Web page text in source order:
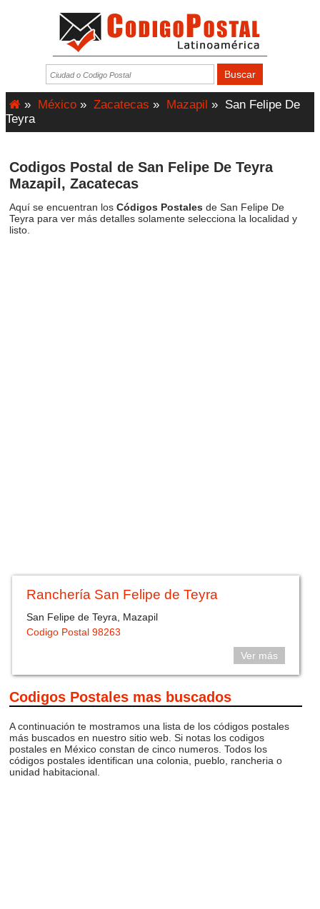
» México » Zacatecas » Mazapil » San Felipe De
Teyra
Codigos Postal de San Felipe De Teyra
Mazapil, Zacatecas
Aquí se encuentran los Códigos Postales de San Felipe De
Teyra para ver más detalles solamente selecciona la localidad y
listo.
Ranchería San Felipe de Teyra
San Felipe de Teyra, Mazapil
Codigo Postal 98263
Ver más
Codigos Postales mas buscados
A continuación te mostramos una lista de los códigos postales
más buscados en nuestro sitio web. Si notas los codigos
postales en México constan de cinco numeros. Todos los
códigos postales identifican una colonia, pueblo, rancheria o
unidad habitacional.